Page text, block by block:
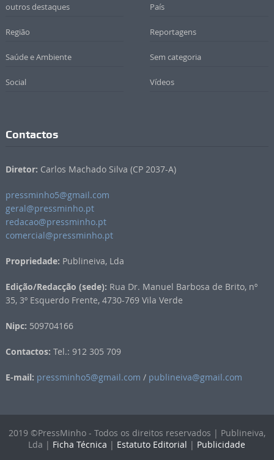
outros destaques País
Região Reportagens
Saúde e Ambiente Sem categoria
Social Vídeos
Contactos
Diretor: Carlos Machado Silva (CP 2037-A)
pressminho5@gmail.com
geral@pressminho.pt
redacao@pressminho.pt
comercial@pressminho.pt
Propriedade: Publineiva, Lda
Edição/Redacção (sede): Rua Dr. Manuel Barbosa de Brito, nº
35, 3º Esquerdo Frente, 4730-769 Vila Verde
Nipc: 509704166
Contactos: Tel.: 912 305 709
E-mail: pressminho5@gmail.com / publineiva@gmail.com
2019 ©PressMinho - Todos os direitos reservados | Publineiva,
Lda | Ficha Técnica | Estatuto Editorial | Publicidade